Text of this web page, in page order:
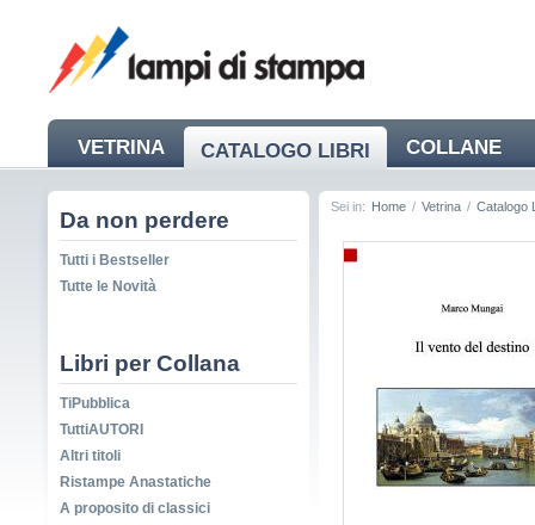
VETRINA CATALOGO LIBRI COLLANE
NEWS
Da non perdere
Tutti i Bestseller
Tutte le Novità
Libri per Collana
TiPubblica
TuttiAUTORI
Altri titoli
Ristampe Anastatiche
A proposito di classici
Sei in: Home / Vetrina / Catalogo